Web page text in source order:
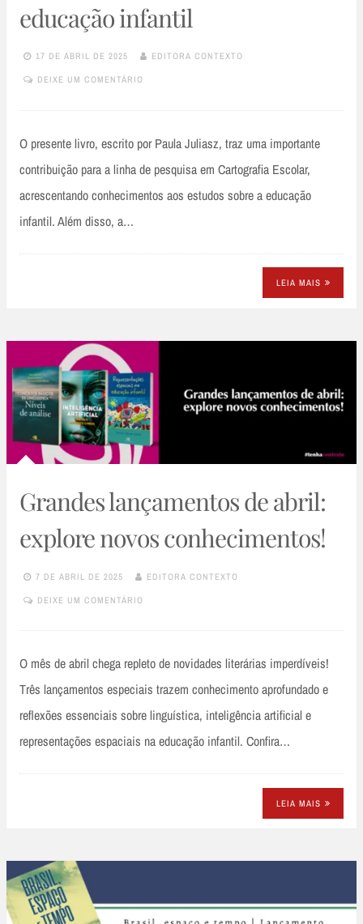
educação infantil
17 DE ABRIL DE 2025 EDITORA CONTEXTO
DEIXE UM COMENTÁRIO
O presente livro, escrito por Paula Juliasz, traz uma importante
contribuição para a linha de pesquisa em Cartografia Escolar,
acrescentando conhecimentos aos estudos sobre a educação
infantil. Além disso, a…
LEIA MAIS
Grandes lançamentos de abril:
explore novos conhecimentos!
7 DE ABRIL DE 2025 EDITORA CONTEXTO
DEIXE UM COMENTÁRIO
O mês de abril chega repleto de novidades literárias imperdíveis!
Três lançamentos especiais trazem conhecimento aprofundado e
reflexões essenciais sobre linguística, inteligência artificial e
representações espaciais na educação infantil. Confira…
LEIA MAIS